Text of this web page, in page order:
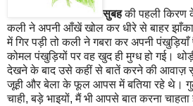
सुबहकी पहली किरण
कली ने अपनी आँखें खोल कर धीरे से बाहर
में गिर पड़ी तो कली ने गबरा कर अपनी पंखुड़ियाँ
कोमल पंखुड़ियोंपर वह खुद ही मुग्ध हो गई।
देखने के बाद उसे कहीं से बातें करने की आवाज़
जूही और बेला के फूल आपस में बतिया रहे थे।
चाही,बड़े भाइयों,मैं भी आपसे बात करना चाहता